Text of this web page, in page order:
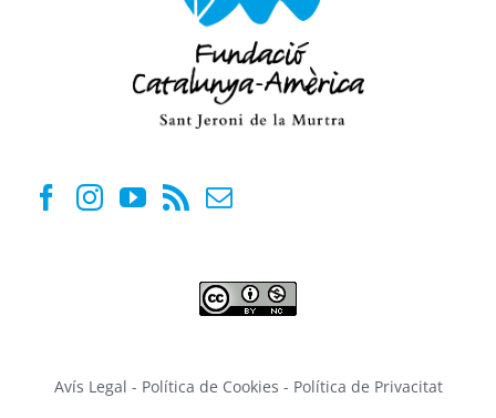
Avís Legal - Política de Cookies - Política de Privacitat